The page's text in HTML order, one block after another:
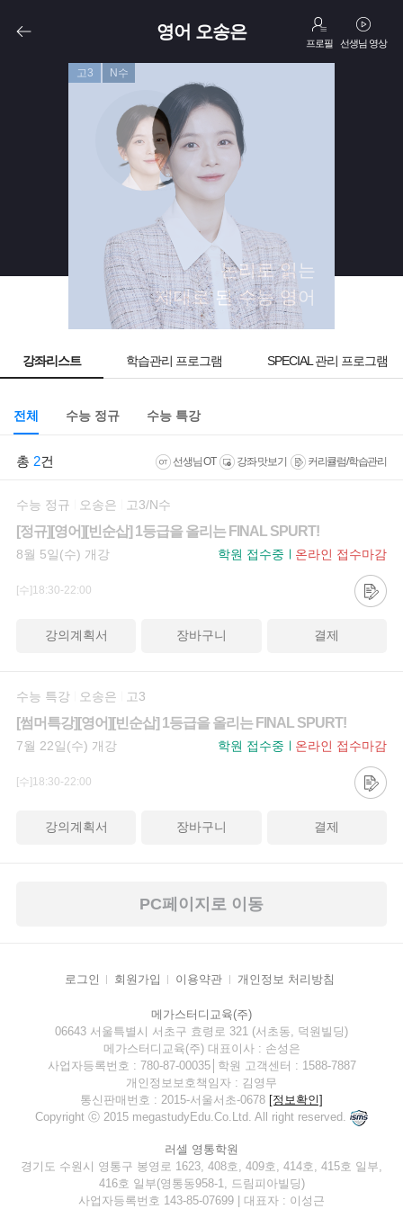
영어 오송은
프로필 선생님 영상
논리로 읽는
제대로 된 수능 영어
고3 N수
강좌리스트 학습관리 프로그램 SPECIAL 관리 프로그램
전체 수능 정규 수능 특강
총 2건 선생님 OT 강좌 맛보기 커리큘럼/학습관리
수능 정규 오송은 고3/N수
[정규][영어][빈순삽] 1등급을 올리는 FINAL SPURT!
8월 5일(수) 개강 학원 접수중 온라인 접수마감
[수]18:30-22:00
강의계획서 장바구니 결제
수능 특강 오송은 고3
[썸머특강][영어][빈순삽] 1등급을 올리는 FINAL SPURT!
7월 22일(수) 개강 학원 접수중 온라인 접수마감
[수]18:30-22:00
강의계획서 장바구니 결제
PC페이지로 이동
로그인 회원가입 이용약관 개인정보 처리방침
메가스터디교육(주)
06643 서울특별시 서초구 효령로 321 (서초동, 덕원빌딩)
메가스터디교육(주) 대표이사 : 손성은
사업자등록번호 : 780-87-00035│학원 고객센터 : 1588-7887
개인정보보호책임자 : 김영무
통신판매번호 : 2015-서울서초-0678 [정보확인]
Copyright ⓒ 2015 megastudyEdu.Co.Ltd. All right reserved.
러셀 영통학원
경기도 수원시 영통구 봉영로 1623, 408호, 409호, 414호, 415호 일부,
416호 일부(영통동958-1, 드림피아빌딩)
사업자등록번호 143-85-07699 | 대표자 : 이성근